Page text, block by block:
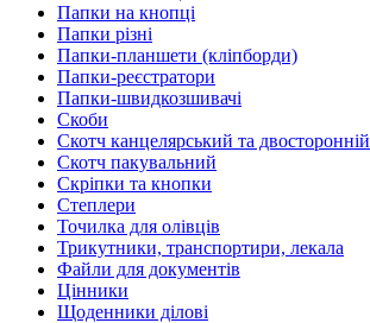
Папки на кнопці
Папки різні
Папки-планшети (кліпборди)
Папки-реєстратори
Папки-швидкозшивачі
Скоби
Скотч канцелярський та двосторонній
Скотч пакувальний
Скріпки та кнопки
Степлери
Точилка для олівців
Трикутники, транспортири, лекала
Файли для документів
Цінники
Щоденники ділові